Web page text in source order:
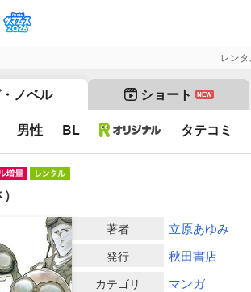
レン
ノベル ショート NEW
男性 BL タテコミ
著者 立原あゆみ
発行 秋田書店
カテゴリ マンガ